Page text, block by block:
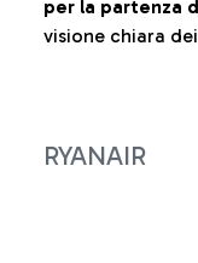
per la partenza
visione chiara
RYANAIR